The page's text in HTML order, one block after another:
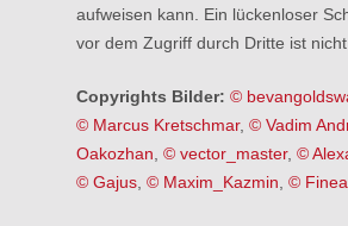
aufweisen kann. Ein lückenloser
vor dem Zugriff durch Dritte ist nicht
Copyrights Bilder: ©
© Marcus Kretschmar,© Vadim
Oakozhan ,© vector_master,©
© Gajus ,© Maxim_Kazmin ,©